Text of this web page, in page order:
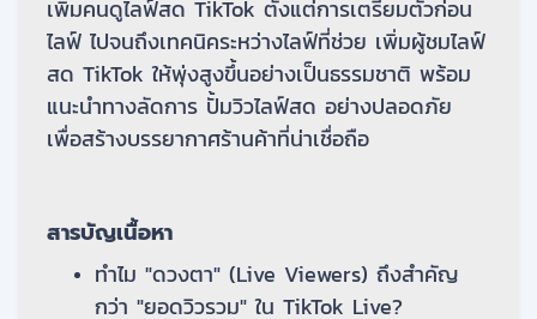
เพิ่มคนดูไลฟ์สด TikTok ตั้งแต่การเตรียมตัวก่อน
ไลฟ์ ไปจนถึงเทคนิคระหว่างไลฟ์ที่ช่วย เพิ่มผู้ชมไลฟ์
สด TikTok ให้พุ่งสูงขึ้นอย่างเป็นธรรมชาติ พร้อม
แนะนำทางลัดการ ปั้มวิวไลฟ์สด อย่างปลอดภัย
เพื่อสร้างบรรยากาศร้านค้าที่น่าเชื่อถือ
สารบัญเนื้อหา
ทำไม "ดวงตา" (Live Viewers) ถึงสำคัญ
กว่า "ยอดวิวรวม" ใน TikTok Live?